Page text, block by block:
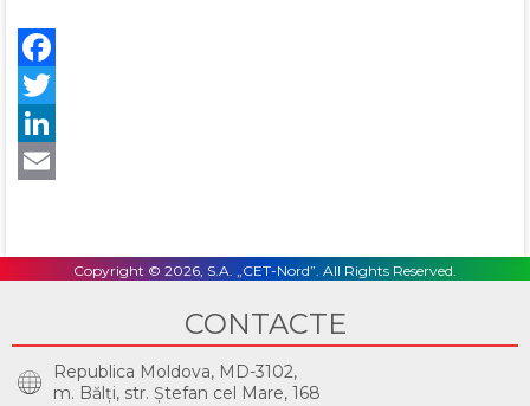
Copyright © 2026, S.A. „CET-Nord”. All Rights Reserved.
CONTACTE
Republica Moldova, MD-3102,
m. Bălţi, str. Ştefan cel Mare, 168